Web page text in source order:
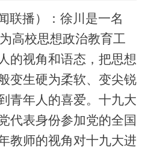
联播）：徐川是一名
高校思想政治教育工
的视角和语态，把思想
变生硬为柔软、变尖锐
青年人的喜爱。十九大
代表身份参加党的全国
教师的视角对十九大进